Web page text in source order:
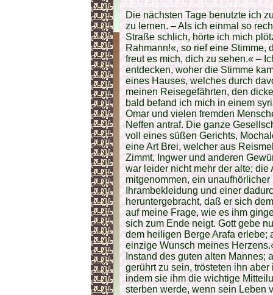
Die nächsten Tage benutzte ich
zu lernen. – Als ich einmal so
Straße schlich, hörte ich mich
Rahmann!«, so rief eine Stimme,
freut es mich, dich zu sehen.« –
entdecken, woher die Stimme
eines Hauses, welches durch
meinen Reisegefährten, den
bald befand ich mich in einem
Omar und vielen fremden
Neffen antraf. Die ganze
voll eines süßen Gerichts,
eine Art Brei, welcher aus
Zimmt, Ingwer und anderen
war leider nicht mehr der alte;
mitgenommen, ein
Ihrambekleidung und einer
heruntergebracht, daß er sich
auf meine Frage, wie es ihm
sich zum Ende neigt. Gott gebe
dem heiligen Berge Arafa erlebe;
einzige Wunsch meines
Instand des guten alten Mannes;
gerührt zu sein, trösteten ihn
indem sie ihm die wichtige
sterben werde, wenn sein Leben